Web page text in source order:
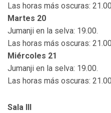
Las horas más oscuras:
Martes 20
Jumanji en la selva: 19.00.
Las horas más oscuras:
Miércoles 21
Jumanji en la selva: 19.00.
Las horas más oscuras:
Sala III